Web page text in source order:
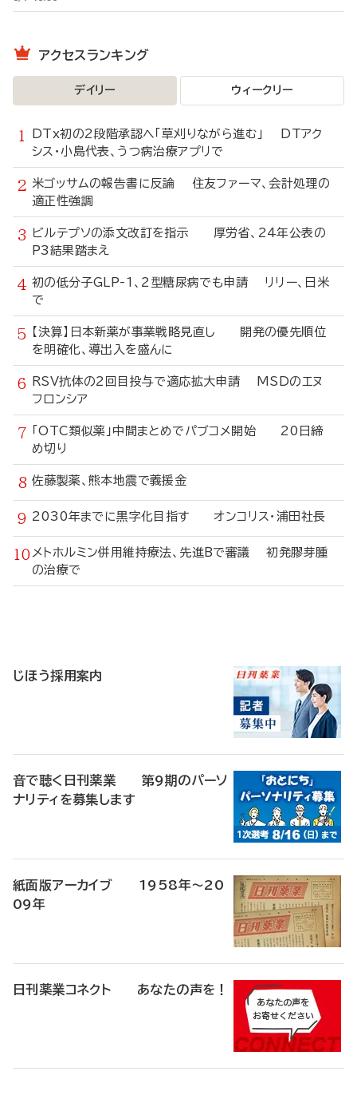
アクセスランキング
デイリー ウィークリー
DTx初の2段階承認へ「草刈りながら進む」 DTアク
シス・小島代表、うつ病治療アプリで
米ゴッサムの報告書に反論 住友ファーマ、会計処理の
適正性強調
ビルテプソの添文改訂を指示 厚労省、24年公表の
P3結果踏まえ
初の低分子GLP-1、2型糖尿病でも申請 リリー、日米
で
【決算】日本新薬が事業戦略見直し 開発の優先順位
を明確化、導出入を盛んに
RSV抗体の2回目投与で適応拡大申請 MSDのエヌ
フロンシア
「OTC類似薬」中間まとめでパブコメ開始 20日締
め切り
佐藤製薬、熊本地震で義援金
2030年までに黒字化目指す オンコリス・浦田社長
メトホルミン併用維持療法、先進Bで審議 初発膠芽腫
の治療で
じほう採用案内
音で聴く日刊薬業 第9期のパーソ
ナリティを募集します
紙面版アーカイブ 1958年～20
09年
日刊薬業コネクト あなたの声を！